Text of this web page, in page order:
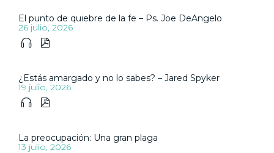
El punto de quiebre de la fe – Ps. Joe DeAngelo
26 julio, 2026
 
¿Estás amargado y no lo sabes? – Jared Spyker
19 julio, 2026
 
La preocupación: Una gran plaga
13 julio, 2026